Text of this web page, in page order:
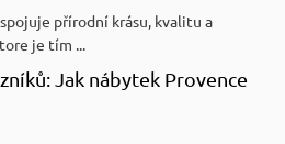
přírodní krásu, kvalitu a
je tím ...
Jak nábytek Provence